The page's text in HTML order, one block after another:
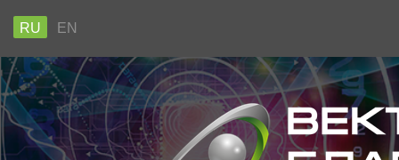
RU EN